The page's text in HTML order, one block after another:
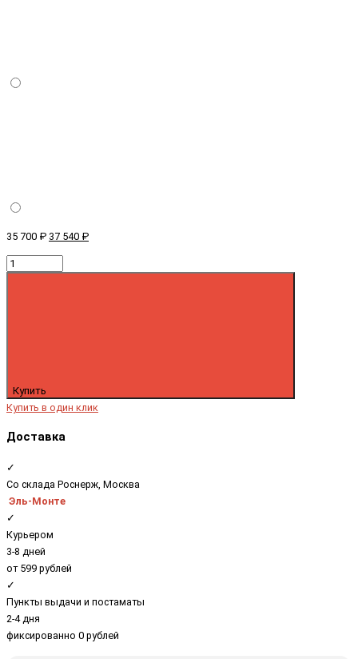
35 700 ₽ 37 540 ₽
Купить
Купить в один клик
Доставка
✓
Со склада Роснерж, Москва
Эль-Монте
✓
Курьером
3-8 дней
от 599 рублей
✓
Пункты выдачи и постаматы
2-4 дня
фиксированно 0 рублей